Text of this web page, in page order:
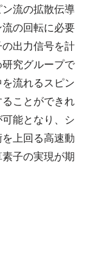
流の拡散伝導
の回転に必要
出力信号を計
究グループで
流れるスピン
ことができれ
能となり、シ
上回る高速動
子の実現が期